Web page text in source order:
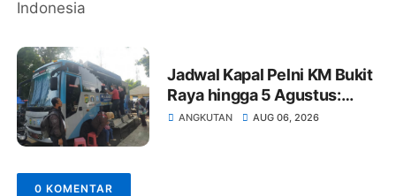
Jadwal Kapal Pelni KM Bukit
Raya hingga 5 Agustus:
Rute Surabaya-Pontianak,
ANGKUTAN AUG 06, 2026
0 KOMENTAR